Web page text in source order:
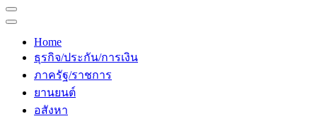
Home
ธุรกิจ/ประกัน/การเงิน
ภาครัฐ/ราชการ
ยานยนต์
อสังหา